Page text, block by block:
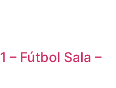
– Fútbol Sala –